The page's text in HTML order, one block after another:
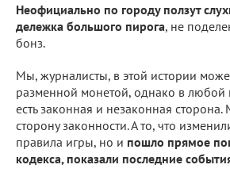
Неофициально по городу ползут
дележка большого пирога, не
бонз.
Мы, журналисты, в этой истории
разменной монетой, однако в любой
есть законная и незаконная
сторону законности. А то, что
правила игры, но и пошло прямое
кодекса, показали последние